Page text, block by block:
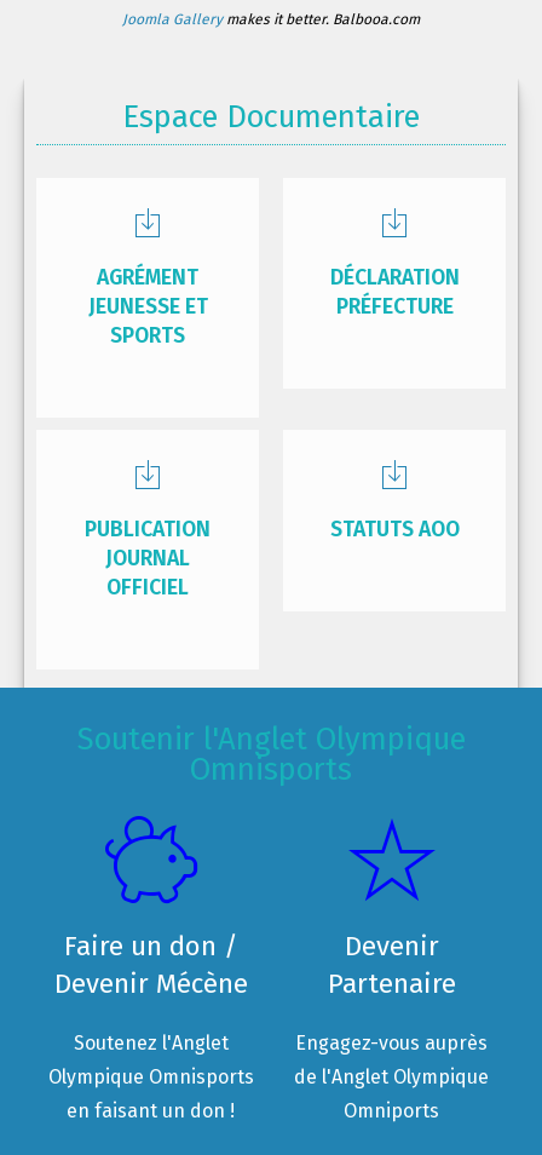
Joomla Gallerymakes it better. Balbooa.com
Espace Documentaire
AGRÉMENT
JEUNESSE ET
SPORTS
DÉCLARATION
PRÉFECTURE
PUBLICATION
JOURNAL
OFFICIEL
STATUTS AOO
Soutenir l'Anglet Olympique
Omnisports
Faire un don /
Devenir Mécène
Soutenez l'Anglet
Olympique Omnisports
en faisant un don !
Devenir
Partenaire
Engagez-vous auprès
de l'Anglet Olympique
Omniports